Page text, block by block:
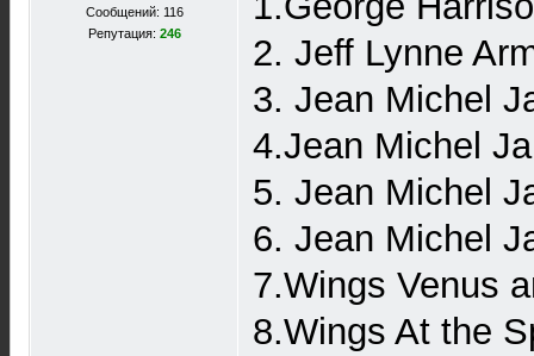
Сообщений: 116
Репутация: 246
2. Jeff Lynne
3. Jean Michel
4.Jean Michel
5. Jean Michel
6. Jean Michel
7.Wings Venus
8.Wings At the